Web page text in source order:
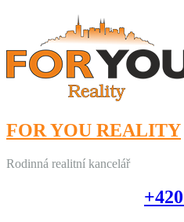
FOR YOU REALITY
Rodinná realitní kancelář